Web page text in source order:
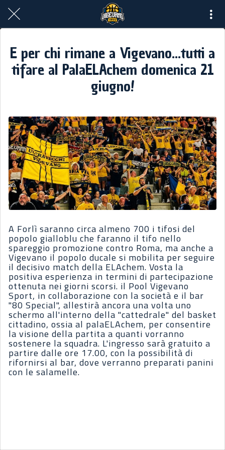
E per chi rimane a Vigevano...tutti a
tifare al PalaELAchem domenica 21
giugno!
A Forlì saranno circa almeno 700 i tifosi del
popolo gialloblu che faranno il tifo nello
spareggio promozione contro Roma, ma anche a
Vigevano il popolo ducale si mobilita per seguire
il decisivo match della ELAchem. Vosta la
positiva esperienza in termini di partecipazione
ottenuta nei giorni scorsi. il Pool Vigevano
Sport, in collaborazione con la società e il bar
"80 Special", allestirà ancora una volta uno
schermo all'interno della "cattedrale" del basket
cittadino, ossia al palaELAchem, per consentire
la visione della partita a quanti vorranno
sostenere la squadra. L'ingresso sarà gratuito a
partire dalle ore 17.00, con la possibilità di
rifornirsi al bar, dove verranno preparati panini
con le salamelle.